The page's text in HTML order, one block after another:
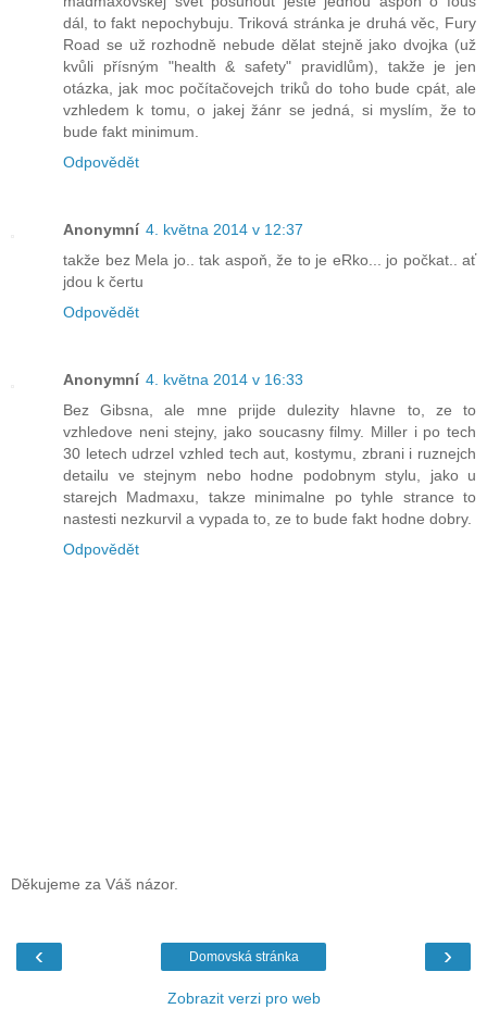
dál, to fakt nepochybuju. Triková stránka je druhá věc, Fury
Road se už rozhodně nebude dělat stejně jako dvojka (už
kvůli přísným "health & safety" pravidlům), takže je jen
otázka, jak moc počítačovejch triků do toho bude cpát, ale
vzhledem k tomu, o jakej žánr se jedná, si myslím, že to
bude fakt minimum.
Odpovědět
Anonymní 4. května 2014 v 12:37
takže bez Mela jo.. tak aspoň, že to je eRko... jo počkat.. ať
jdou k čertu
Odpovědět
Anonymní 4. května 2014 v 16:33
Bez Gibsna, ale mne prijde dulezity hlavne to, ze to
vzhledove neni stejny, jako soucasny filmy. Miller i po tech
30 letech udrzel vzhled tech aut, kostymu, zbrani i ruznejch
detailu ve stejnym nebo hodne podobnym stylu, jako u
starejch Madmaxu, takze minimalne po tyhle strance to
nastesti nezkurvil a vypada to, ze to bude fakt hodne dobry.
Odpovědět
Děkujeme za Váš názor.
‹ ›
Domovská stránka
Zobrazit verzi pro web